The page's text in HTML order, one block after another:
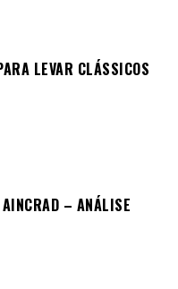
LEVAR CLÁSSICOS
AINCRAD – ANÁLISE